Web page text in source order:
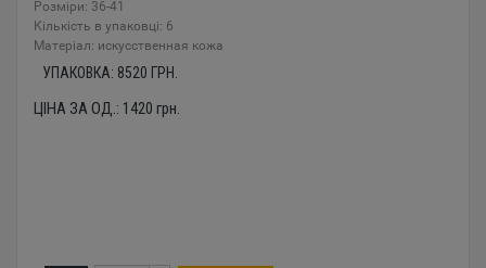
Розміри: 36-41
Кількість в упаковці: 6
Mатеріал: искусственная кожа
УПАКОВКА: 8520 ГРН.
ЦІНА ЗА ОД.: 1420 грн.